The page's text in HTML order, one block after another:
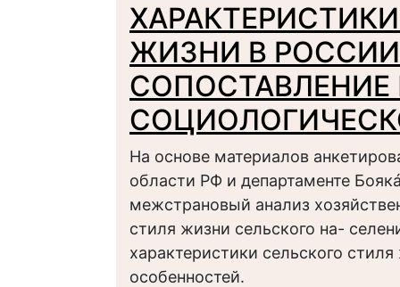
годов: историко-
ЖИЗНИ В
СОПОСТАВЛЕНИЕ
На основе материалов
области РФ и департаменте
межстрановый анализ
стиля жизни сельского на-
характеристики сельского
особенностей.